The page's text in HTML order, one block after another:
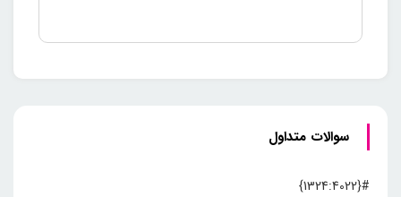
سوالات متداول
#{1324:4022}